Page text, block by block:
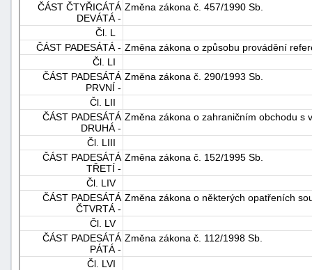
ČÁST ČTYŘICÁTÁ
DEVÁTÁ -
Změna zákona č. 457/1990 Sb.
Čl. L
ČÁST PADESÁTÁ - Změna zákona o způsobu provádění
Čl. LI
ČÁST PADESÁTÁ
PRVNÍ -
Změna zákona č. 290/1993 Sb.
Čl. LII
ČÁST PADESÁTÁ
DRUHÁ -
Změna zákona o zahraničním obchodu s
Čl. LIII
ČÁST PADESÁTÁ
TŘETÍ -
Změna zákona č. 152/1995 Sb.
Čl. LIV
ČÁST PADESÁTÁ
ČTVRTÁ -
Změna zákona o některých opatřeních
Čl. LV
ČÁST PADESÁTÁ
PÁTÁ -
Změna zákona č. 112/1998 Sb.
Čl. LVI